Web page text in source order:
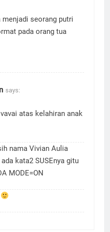
seorang putri
pada orang tua
says:
atas kelahiran anak
nama Vivian Aulia
ada kata2 SUSEnya gitu
MODE=ON